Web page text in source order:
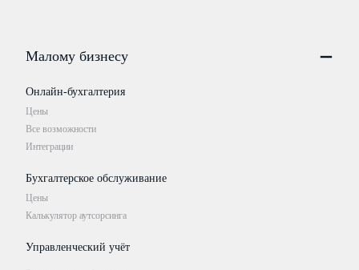
Малому бизнесу
Онлайн-бухгалтерия
Цены
Все возможности
Интеграции
Бухгалтерское обслуживание
Цены
Калькулятор аутсорсинга
Управленческий учёт